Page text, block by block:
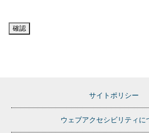
サイトポリシー
ウェブアクセシビリティに